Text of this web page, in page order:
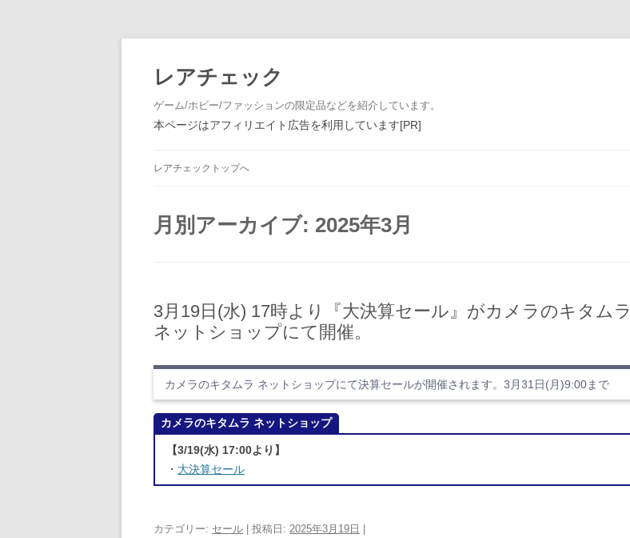
レアチェック
ゲーム/ホビー/ファッションの限定品などを紹介しています。
本ページはアフィリエイト広告を利用しています[PR]
レアチェックトップへ
月別アーカイブ: 2025年3月
3月19日(水) 17時より『大決算セール』がカメラのキタムラ
ネットショップにて開催。
カメラのキタムラ ネットショップにて決算セールが開催されます。3月31日(月)9:00まで
カメラのキタムラ ネットショップ
【3/19(水) 17:00より】
・ 大決算セール
カテゴリー: セール | 投稿日: 2025年3月19日